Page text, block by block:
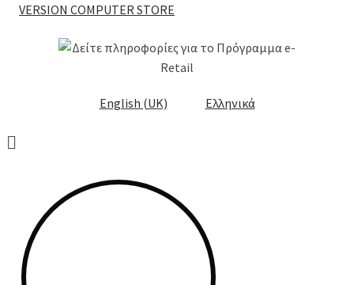
VERSION COMPUTER STORE
English (UK) Ελληνικά